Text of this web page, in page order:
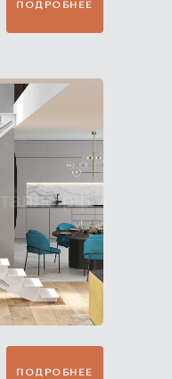
ПОДРОБНЕЕ
ПОДРОБНЕЕ